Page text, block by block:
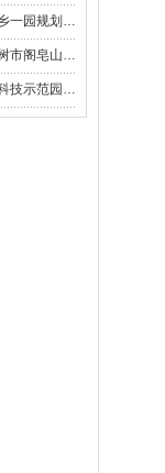
一园规划…
市阁皂山…
技示范园…